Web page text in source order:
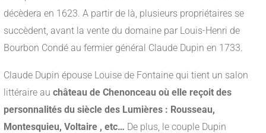
décèdera en 1623. A partir de là, plusieurs propriétaires se
succèdent, avant la vente du domaine par Louis-Henri de
Bourbon Condé au fermier général Claude Dupin en 1733.
Claude Dupin épouse Louise de Fontaine qui tient un salon
littéraire au château de Chenonceau où elle reçoit des
personnalités du siècle des Lumières : Rousseau,
Montesquieu, Voltaire , etc… De plus, le couple Dupin